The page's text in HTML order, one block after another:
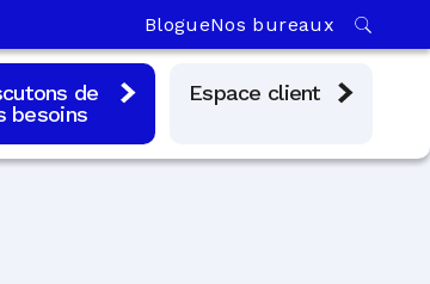
BlogueNos bureaux
de
besoins
Espace client